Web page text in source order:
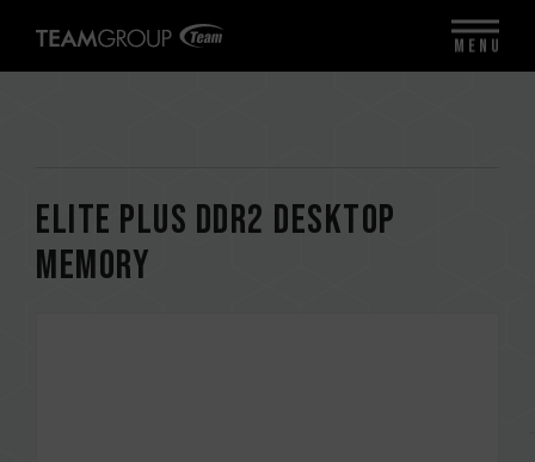
ELITE PLUS DDR2 DESKTOP
MEMORY
MENU